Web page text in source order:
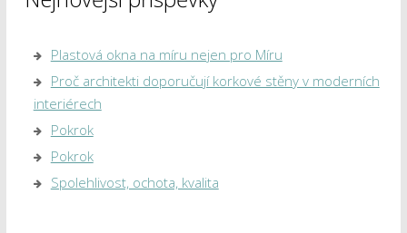
Plastová okna na míru nejen pro Míru
Proč architekti doporučují korkové stěny v moderních
interiérech
Pokrok
Pokrok
Spolehlivost, ochota, kvalita